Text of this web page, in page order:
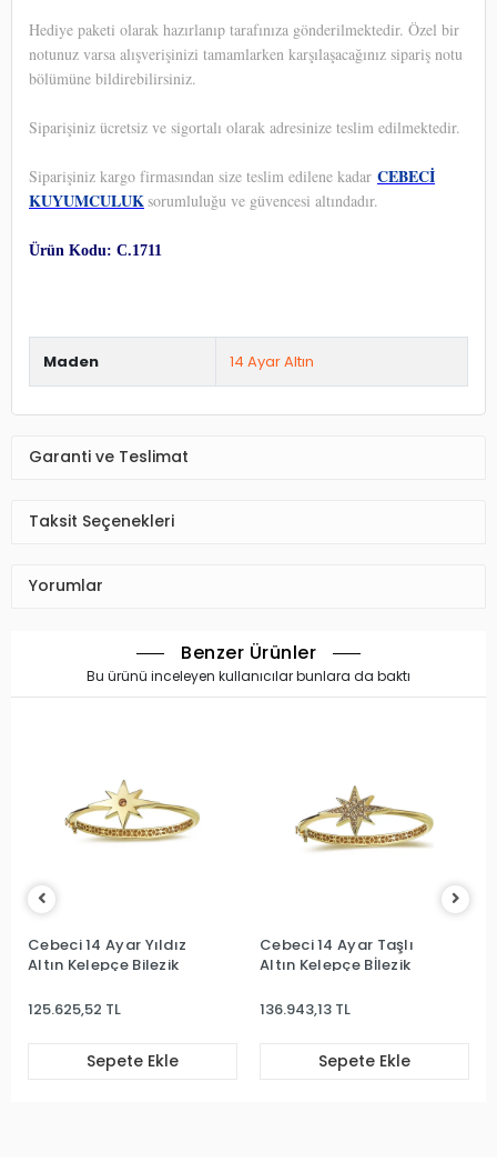
Hediye paketi olarak hazırlanıp tarafınıza gönderilmektedir. Özel bir
notunuz varsa alışverişinizi tamamlarken karşılaşacağınız sipariş notu
bölümüne bildirebilirsiniz.
Siparişiniz ücretsiz ve sigortalı olarak adresinize teslim edilmektedir.
Siparişiniz kargo firmasından size teslim edilene kadar CEBECİ
KUYUMCULUKsorumluluğu ve güvencesi altındadır.
Ürün Kodu: C.1711
Maden 14 Ayar Altın
Garanti ve Teslimat
Taksit Seçenekleri
Yorumlar
Benzer Ürünler
Bu ürünü inceleyen kullanıcılar bunlara da baktı
Cebeci 14 Ayar Yıldız
Altın Kelepçe Bilezik
125.625,52 TL
Sepete Ekle
Cebeci 14 Ayar Taşlı
Altın Kelepçe Bİlezik
136.943,13 TL
Sepete Ekle